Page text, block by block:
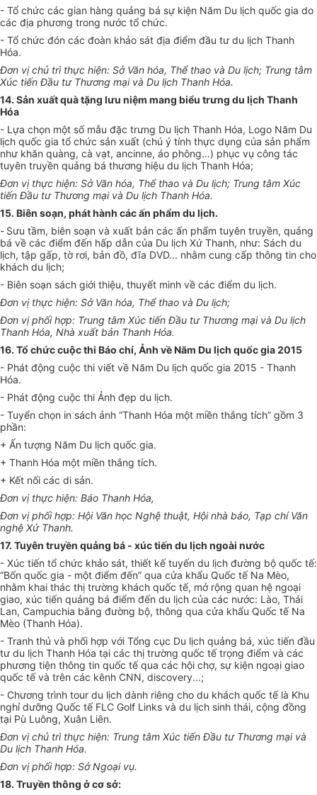
- Tổ chức các gian hàng quảng bá sự kiện Năm Du lịch quốc gia do
các địa phương trong nước tổ chức.
- Tổ chức đón các đoàn khảo sát địa điểm đầu tư du lịch Thanh
Hóa.
Đơn vị chủ trì thực hiện: Sở Văn hóa, Thể thao và Du lịch; Trung tâm
Xúc tiến Đầu tư Thương mại và Du lịch Thanh Hóa.
14. Sản xuất quà tặng lưu niệm mang biểu trưng du lịch Thanh
Hóa
- Lựa chọn một số mẫu đặc trưng Du lịch Thanh Hóa, Logo Năm Du
lịch quốc gia tổ chức sản xuất (chú ý tính thực dụng của sản phẩm
như khăn quàng, cà vạt, ancinne, áo phông…) phục vụ công tác
tuyên truyền quảng bá thương hiệu du lịch Thanh Hóa;
Đơn vị thực hiện: Sở Văn hóa, Thể thao và Du lịch; Trung tâm Xúc
tiến Đầu tư Thương mại và Du lịch Thanh Hóa.
15. Biên soạn, phát hành các ấn phẩm du lịch.
- Sưu tầm, biên soạn và xuất bản các ấn phẩm tuyên truyền, quảng
bá về các điểm đến hấp dẫn của Du lịch Xứ Thanh, như: Sách du
lịch, tập gấp, tờ rơi, bản đồ, đĩa DVD... nhằm cung cấp thông tin cho
khách du lịch;
- Biên soạn sách giới thiệu, thuyết minh về các điểm du lịch.
Đơn vị thực hiện: Sở Văn hóa, Thể thao và Du lịch;
Đơn vị phối hợp: Trung tâm Xúc tiến Đầu tư Thương mại và Du lịch
Thanh Hóa, Nhà xuất bản Thanh Hóa.
16. Tổ chức cuộc thi Báo chí, Ảnh về Năm Du lịch quốc gia 2015
- Phát động cuộc thi viết về Năm Du lịch quốc gia 2015 - Thanh
Hóa.
- Phát động cuộc thi Ảnh đẹp du lịch.
- Tuyển chọn in sách ảnh “Thanh Hóa một miền thắng tích” gồm 3
phần:
+ Ấn tượng Năm Du lịch quốc gia.
+ Thanh Hóa một miền thắng tích.
+ Kết nối các di sản.
Đơn vị thực hiện: Báo Thanh Hóa,
Đơn vị phối hợp: Hội Văn học Nghệ thuật, Hội nhà báo, Tạp chí Văn
nghệ Xứ Thanh.
17. Tuyên truyền quảng bá - xúc tiến du lịch ngoài nước
- Xúc tiến tổ chức khảo sát, thiết kế tuyến du lịch đường bộ quốc tế:
“Bốn quốc gia - một điểm đến” qua cửa khẩu Quốc tế Na Mèo,
nhằm khai thác thị trường khách quốc tế, mở rộng quan hệ ngoại
giao, xúc tiến quảng bá điểm đến du lịch của các nước: Lào, Thái
Lan, Campuchia bằng đường bộ, thông qua cửa khẩu Quốc tế Na
Mèo (Thanh Hóa).
- Tranh thủ và phối hợp với Tổng cục Du lịch quảng bá, xúc tiến đầu
tư du lịch Thanh Hóa tại các thị trường quốc tế trọng điểm và các
phương tiện thông tin quốc tế qua các hội chợ, sự kiện ngoại giao
quốc tế và trên các kênh CNN, discovery...;
- Chương trình tour du lịch dành riêng cho du khách quốc tế là Khu
nghỉ dưỡng Quốc tế FLC Golf Links và du lịch sinh thái, cộng đồng
tại Pù Luông, Xuân Liên.
Đơn vị chủ trì thực hiện: Trung tâm Xúc tiến Đầu tư Thương mại và
Du lịch Thanh Hóa.
Đơn vị phối hợp: Sở Ngoại vụ.
18. Truyền thông ở cơ sở: